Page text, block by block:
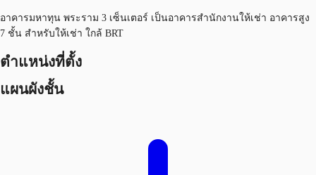
อาคารมหาทุน พระราม 3 เซ็นเตอร์ เป็นอาคารสำนักงานให้เช่า อาคารสูง
7 ชั้น สำหรับให้เช่า ใกล้ BRT
ตำแหน่งที่ตั้ง
แผนผังชั้น